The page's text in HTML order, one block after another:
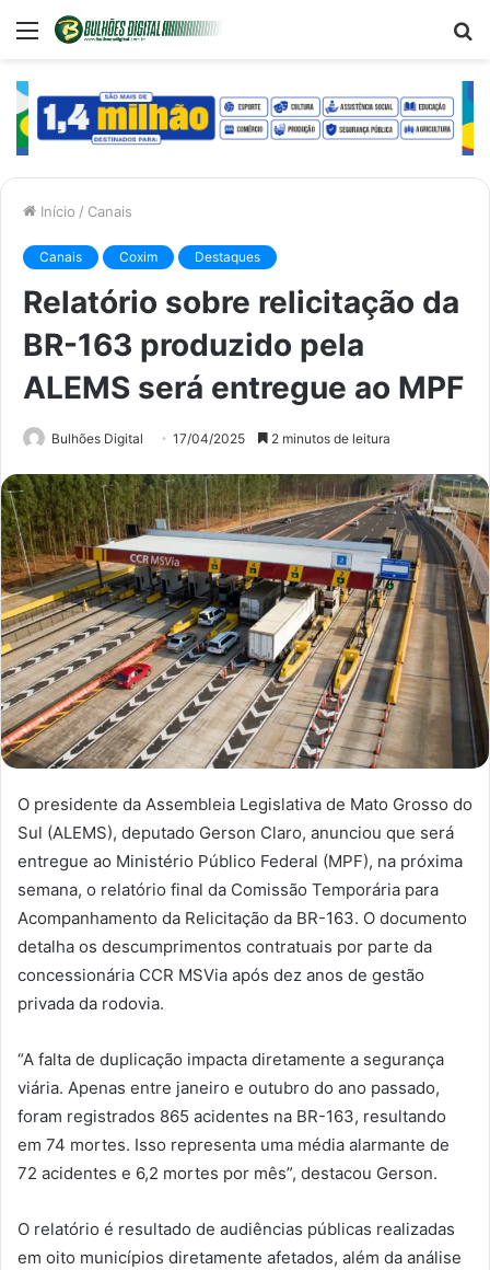
Menu
Início / Canais
Canais Coxim Destaques
Relatório sobre relicitação da
BR-163 produzido pela
ALEMS será entregue ao MPF
Bulhões Digital 17/04/2025 2 minutos de leitura
O presidente da Assembleia Legislativa de Mato Grosso do
Sul (ALEMS), deputado Gerson Claro, anunciou que será
entregue ao Ministério Público Federal (MPF), na próxima
semana, o relatório final da Comissão Temporária para
Acompanhamento da Relicitação da BR-163. O documento
detalha os descumprimentos contratuais por parte da
concessionária CCR MSVia após dez anos de gestão
privada da rodovia.
“A falta de duplicação impacta diretamente a segurança
viária. Apenas entre janeiro e outubro do ano passado,
foram registrados 865 acidentes na BR-163, resultando
em 74 mortes. Isso representa uma média alarmante de
72 acidentes e 6,2 mortes por mês”, destacou Gerson.
O relatório é resultado de audiências públicas realizadas
em oito municípios diretamente afetados, além da análise